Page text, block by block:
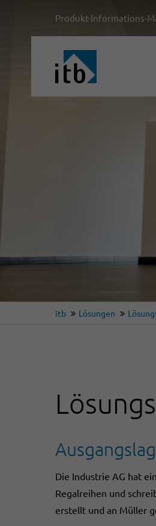
Produkt-Informations-
itb Lösungen
Die Industrie AG hat
Regalreihen und
erstellt und an Müller